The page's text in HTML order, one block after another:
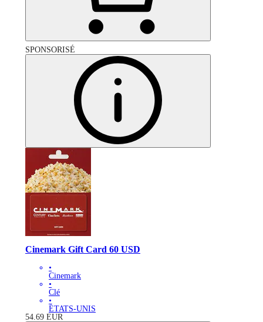
SPONSORISÉ
Cinemark Gift Card 60 USD
•
Cinemark
•
Clé
•
ÉTATS-UNIS
54.69 EUR